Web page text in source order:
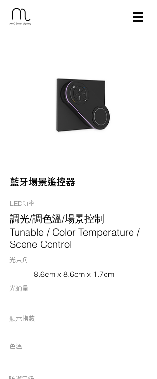
藍牙場景遙控器
LED功率
調光/調色溫/場景控制
Tunable / Color Temperature /
Scene Control
光束角
8.6cm x 8.6cm x 1.7cm
光通量
顯示指數
色溫